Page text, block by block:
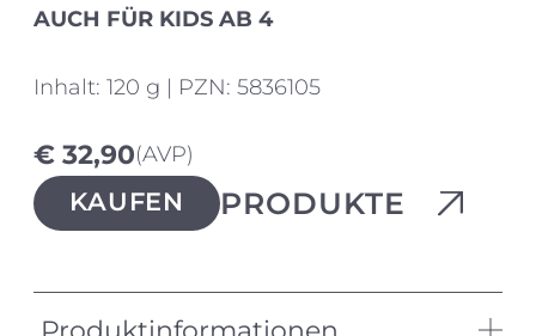
AUCH FÜR KIDS AB 4
Inhalt: 120 g | PZN: 5836105
€ 32,90(AVP)
KAUFEN PRODUKTE